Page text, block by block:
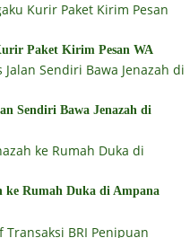
Paket Kirim Pesan WA
Sendiri Bawa Jenazah di
ke Rumah Duka di Ampana